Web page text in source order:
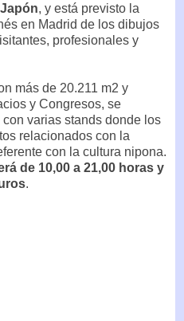
, y está previsto la
en Madrid de los dibujos
profesionales y
más de 20.211 m2 y
y Congresos, se
varias stands donde los
relacionados con la
con la cultura nipona.
de 10,00 a 21,00 horas y
.